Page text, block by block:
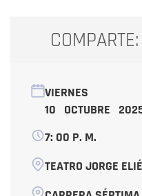
COMPARTE:
VIERNES
10 OCTUBRE
7: 00 P. M.
TEATRO JORGE